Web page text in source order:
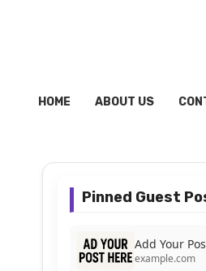
HOME ABOUT US
Pinned Guest
Add Your
example.com